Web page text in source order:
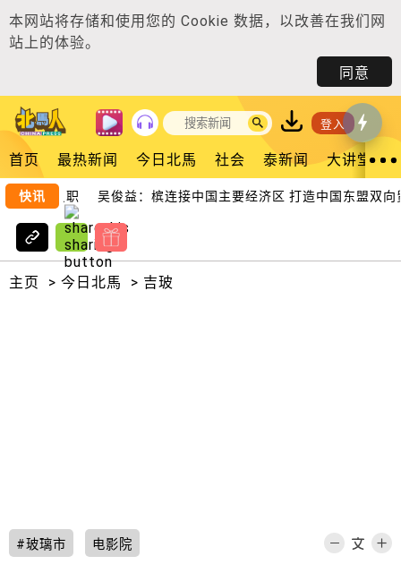
本网站将存储和使用您的 Cookie 数据，以改善在我们网
站上的体验。
同意
登入
首页 最热新闻 今日北馬 社会 泰新闻 大讲堂
快讯
政议员职 吴俊益：槟连接中国主要经济区 打造中国东盟双向
主页 > 今日北馬 > 吉玻
#玻璃市 电影院